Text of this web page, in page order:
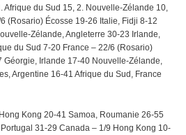
du Sud 15, 2. Nouvelle-Zélande 10,
(Rosario) Écosse 19-26 Italie, Fidji 8-12
Zélande, Angleterre 30-23 Irlande,
du Sud 7-20 France – 22/6 (Rosario)
Géorgie, Irlande 17-40 Nouvelle-Zélande,
Argentine 16-41 Afrique du Sud, France
Kong 20-41 Samoa, Roumanie 26-55
31-29 Canada – 1/9 Hong Kong 10-